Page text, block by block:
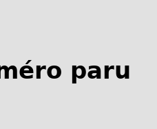
paru